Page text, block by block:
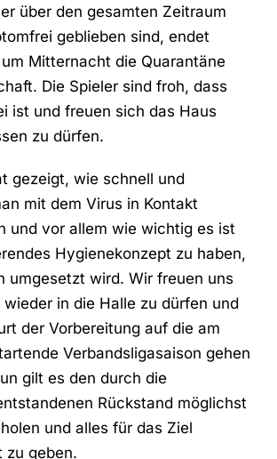
über den gesamten Zeitraum
geblieben sind, endet
Mitternacht die Quarantäne
Die Spieler sind froh, dass
ist und freuen sich das Haus
zu dürfen.
gezeigt, wie schnell und
mit dem Virus in Kontakt
und vor allem wie wichtig es ist
Hygienekonzept zu haben,
umgesetzt wird. Wir freuen uns
in die Halle zu dürfen und
der Vorbereitung auf die am
Verbandsligasaison gehen
gilt es den durch die
Rückstand möglichst
und alles für das Ziel
zu geben.